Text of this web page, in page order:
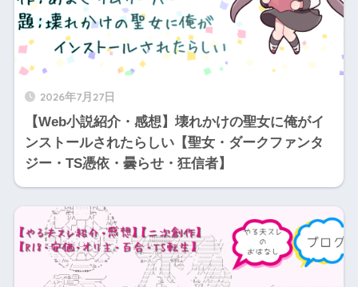
2026年7月27日
【Web小説紹介・感想】壊れかけの聖女に俺がイ
ンストールされたらしい【聖女・ダークファンタ
ジー・TS憑依・曇らせ・狂信者】